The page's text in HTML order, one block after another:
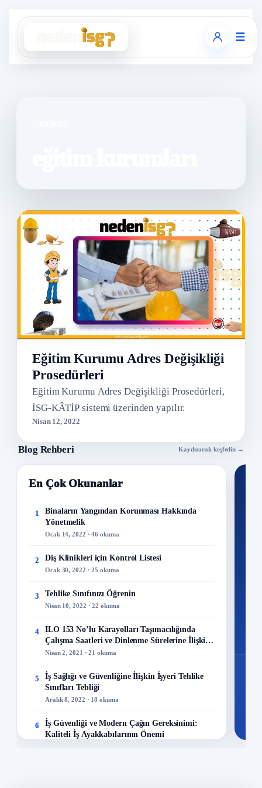
☰
Eğitim Kurumu Adres Değişikliği
Prosedürleri
Eğitim Kurumu Adres Değişikliği Prosedürleri,
İSG-KÂTİP sistemi üzerinden yapılır.
Nisan 12, 2022
Blog Rehberi Kaydırarak keşfedin →
En Çok Okunanlar
1
Binaların Yangından Korunması Hakkında
Yönetmelik
Ocak 14, 2022 · 46 okuma
2 Diş Klinikleri için Kontrol Listesi
Ocak 30, 2022 · 25 okuma
3 Tehlike Sınıfınızı Öğrenin
Nisan 10, 2022 · 22 okuma
4
ILO 153 No’lu Karayolları Taşımacılığında
Çalışma Saatleri ve Dinlenme Sürelerine İlişkin
Sözleşme
Nisan 2, 2021 · 21 okuma
5
İş Sağlığı ve Güvenliğine İlişkin İşyeri Tehlike
Sınıfları Tebliği
Aralık 8, 2022 · 18 okuma
6
İş Güvenliği ve Modern Çağın Gereksinimi:
Kaliteli İş Ayakkabılarının Önemi